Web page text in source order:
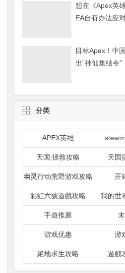
想在《Apex英
EA自有办法应
目标Apex！中
出”神仙集结令
分类
APEX英雄
天国:拯救攻略 天国
幽灵行动荒野游戏攻略 开
彩虹六號遊戲攻略 我的世
手遊推薦
游戏优惠 游
絶地求生攻略 遊戲